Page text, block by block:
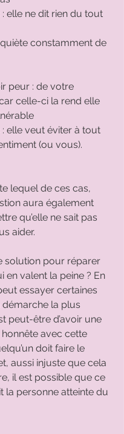
: elle ne dit rien du tout
constamment de
peur : de votre
celle-ci la rend elle
: elle veut éviter à tout
(ou vous).
lequel de ces cas,
aura également
qu’elle ne sait pas
aider.
solution pour réparer
en valent la peine ? En
essayer certaines
démarche la plus
peut-être d’avoir une
avec cette
doit faire le
aussi injuste que cela
il est possible que ce
la personne atteinte du